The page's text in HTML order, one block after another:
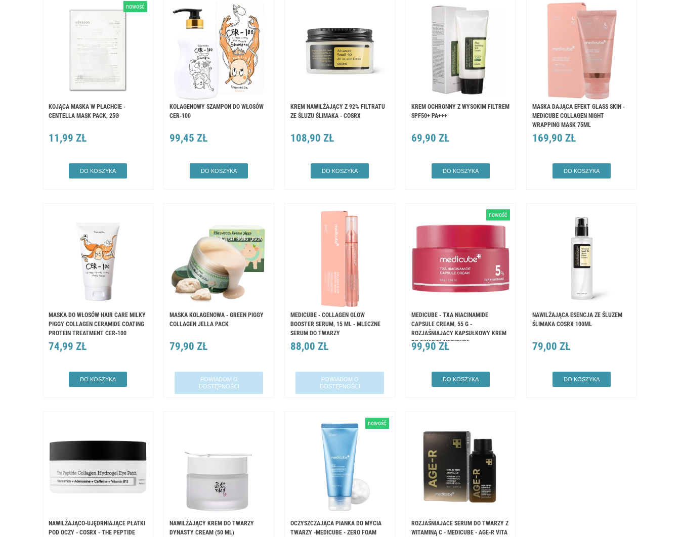
KOJĄCA MASKA W PŁACHCIE -
CENTELLA MASK PACK, 25G
11,99 ZŁ
DO KOSZYKA
nowość
KOLAGENOWY SZAMPON DO WŁOSÓW
CER-100
99,45 ZŁ
DO KOSZYKA
KREM NAWILŻAJĄCY Z 92% FILTRATU
ZE ŚLUZU ŚLIMAKA - COSRX
108,90 ZŁ
DO KOSZYKA
KREM OCHRONNY Z WYSOKIM FILTREM
SPF50+ PA+++
69,90 ZŁ
DO KOSZYKA
MASKA DAJĄCA EFEKT GLASS SKIN -
MEDICUBE COLLAGEN NIGHT
WRAPPING MASK 75ML
169,90 ZŁ
DO KOSZYKA
MASKA DO WŁOSÓW HAIR CARE MILKY
PIGGY COLLAGEN CERAMIDE COATING
PROTEIN TREATMENT CER-100
74,99 ZŁ
DO KOSZYKA
MASKA KOLAGENOWA - GREEN PIGGY
COLLAGEN JELLA PACK
79,90 ZŁ
POWIADOM O
DOSTĘPNOŚCI
MEDICUBE - COLLAGEN GLOW
BOOSTER SERUM, 15 ML - MLECZNE
SERUM DO TWARZY
88,00 ZŁ
POWIADOM O
DOSTĘPNOŚCI
MEDICUBE - TXA NIACINAMIDE
CAPSULE CREAM, 55 G -
ROZJAŚNIAJACY KAPSUŁKOWY KREM
DO TWARZY MEDICUBE
99,90 ZŁ
DO KOSZYKA
nowość
NAWILŻAJĄCA ESENCJA ZE ŚLUZEM
ŚLIMAKA COSRX 100ML
79,00 ZŁ
DO KOSZYKA
NAWILŻAJĄCO-UJĘDRNIAJĄCE PŁATKI
POD OCZY - COSRX - THE PEPTIDE
NAWILŻAJĄCY KREM ​​DO TWARZY
DYNASTY CREAM (50 ML)
OCZYSZCZAJĄCA PIANKA DO MYCIA
TWARZY -MEDICUBE - ZERO FOAM
nowość
ROZJAŚNIAJACE SERUM DO TWARZY Z
WITAMINĄ C - MEDICUBE - AGE-R VITA